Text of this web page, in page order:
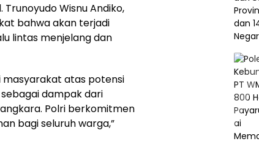
Trunoyudo Wisnu Andiko,
bahwa akan terjadi
lintas menjelang dan
masyarakat atas potensi
dampak dari
Polri berkomitmen
bagi seluruh warga,”